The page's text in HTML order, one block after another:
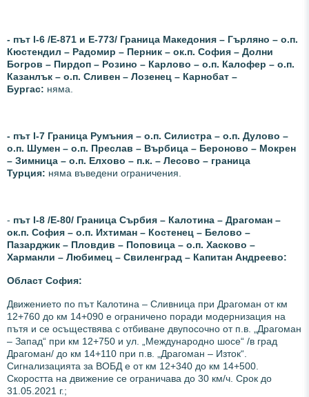
- път І-6 /Е-871 и Е-773/ Граница Македония – Гърляно – о.п.
Кюстендил – Радомир – Перник – ок.п. София – Долни
Богров – Пирдоп – Розино – Карлово – о.п. Калофер – о.п.
Казанлък – о.п. Сливен – Лозенец – Карнобат –
Бургас: няма.
- път І-7 Граница Румъния – о.п. Силистра – о.п. Дулово –
о.п. Шумен – о.п. Преслав – Върбица – Бероново – Мокрен
– Зимница – о.п. Елхово – п.к. – Лесово – граница
Турция: няма въведени ограничения.
- път І-8 /Е-80/ Граница Сърбия – Калотина – Драгоман –
ок.п. София – о.п. Ихтиман – Костенец – Белово –
Пазарджик – Пловдив – Поповица – о.п. Хасково –
Харманли – Любимец – Свиленград – Капитан Андреево:
Област София:
Движението по път Калотина – Сливница при Драгоман от км
12+760 до км 14+090 е ограничено поради модернизация на
пътя и се осъществява с отбиване двупосочно от п.в. „Драгоман
– Запад“ при км 12+750 и ул. „Международно шосе“ /в град
Драгоман/ до км 14+110 при п.в. „Драгоман – Изток“.
Сигнализацията за ВОБД е от км 12+340 до км 14+500.
Скоростта на движение се ограничава до 30 км/ч. Срок до
31.05.2021 г.;